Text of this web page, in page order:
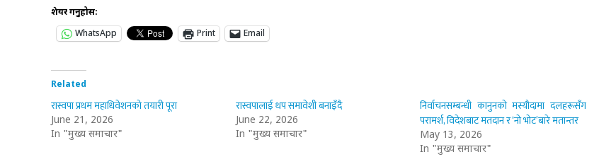
शेयर गर्नुहोस:
WhatsApp
Print Email
Related
रास्वपा प्रथम महाधिवेशनको तयारी पूरा
June 21, 2026
In "मुख्य समाचार"
रास्वपालाई थप समावेशी बनाइँदै
June 22, 2026
In "मुख्य समाचार"
निर्वाचनसम्बन्धी कानुनको मस्यौदामा दलहरूसँग
परामर्श, विदेशबाट मतदान र ‘नो भोट’बारे मतान्तर
May 13, 2026
In "मुख्य समाचार"